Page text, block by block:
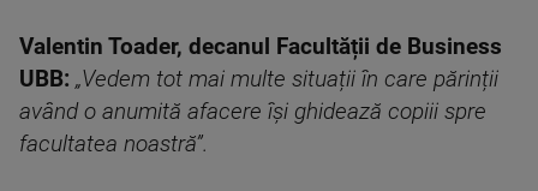
Valentin Toader, decanul Facultății de Business
UBB: „Vedem tot mai multe situații în care părinții
având o anumită afacere își ghidează copiii spre
facultatea noastră”.